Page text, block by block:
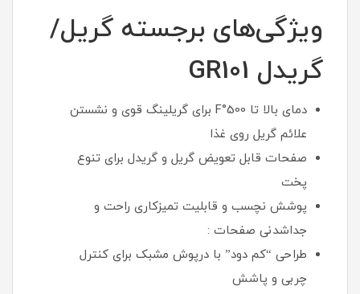
ویژگی‌های برجسته گریل/
گریدل GR101
دمای بالا تا 500°F برای گریلینگ قوی و نشستن
علائم گریل روی غذا
صفحات قابل تعویض گریل و گریدل برای تنوع
پخت
پوشش نچسب و قابلیت تمیزکاری راحت و
جداشدنی صفحات :
طراحی “کم دود” با درپوش مشبک برای کنترل
چربی و پاشش